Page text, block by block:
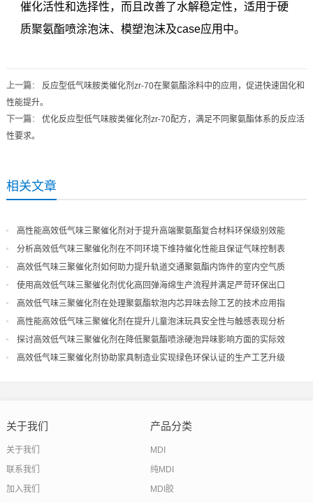
催化活性和选择性，而且改善了水解稳定性，适用于硬
质聚氨酯喷涂泡沫、模塑泡沫及case应用中。
上一篇： 反应型低气味胺类催化剂zr-70在聚氨酯涂料中的应用，促进快速固化和
性能提升。
下一篇： 优化反应型低气味胺类催化剂zr-70配方，满足不同聚氨酯体系的反应活
性要求。
相关文章
高性能高效低气味三聚催化剂对于提升高端聚氨酯复合材料环保级别效能
分析高效低气味三聚催化剂在不同环境下维持催化性能且保证气味控制表
现
高效低气味三聚催化剂如何助力提升轨道交通聚氨酯内饰件的室内空气质
量
使用高效低气味三聚催化剂优化高回弹海绵生产流程并满足严苛环保出口
高效低气味三聚催化剂在处理聚氨酯软泡内芯异味去除工艺的技术应用指
导
高性能高效低气味三聚催化剂在提升儿童泡沫玩具安全性与触感表现分析
探讨高效低气味三聚催化剂在降低聚氨酯喷涂硬泡异味影响方面的实际效
果
高效低气味三聚催化剂协助家具制造业实现绿色环保认证的生产工艺升级
关于我们
关于我们
联系我们
加入我们
产品分类
MDI
纯MDI
MDI胶